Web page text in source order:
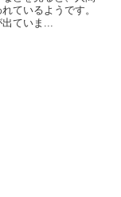
ているようです。
ていま...